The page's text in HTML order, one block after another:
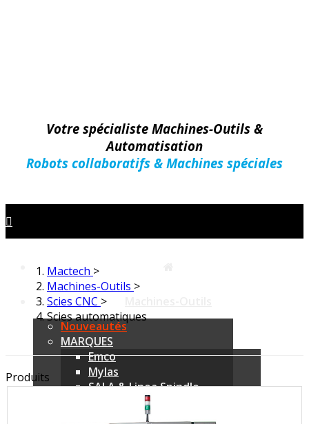
Votre spécialiste Machines-Outils &
Automatisation
Robots collaboratifs & Machines spéciales
Nouveautés
MARQUES
Emco
Mylas
SALA & Linea Spindle
LK Machinery
Mactech >
Machines-Outils >
Scies CNC >
Scies automatiques
Produits